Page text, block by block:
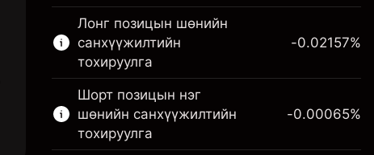
Энэ санхүүгийн зах зээл зөвхөн CFD
арилжаанд зориулагдсан.
Дэлгэрэнгүй мэдээллийг:
CFD-үүд
Лонг позицын шөнийн
санхүүжилтийн
тохируулга
-0.02157%
Шорт позицын нэг
шөнийн санхүүжилтийн
тохируулга
-0.00065%